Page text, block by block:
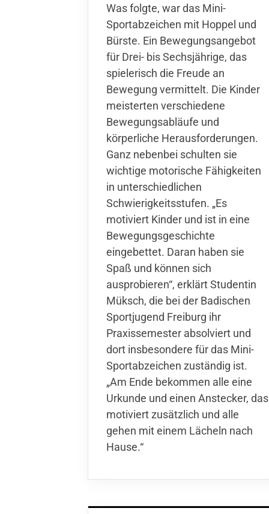
Was folgte, war das Mini-
Sportabzeichen mit Hoppel und
Bürste. Ein Bewegungsangebot
für Drei- bis Sechsjährige, das
spielerisch die Freude an
Bewegung vermittelt. Die Kinder
meisterten verschiedene
Bewegungsabläufe und
körperliche Herausforderungen.
Ganz nebenbei schulten sie
wichtige motorische Fähigkeiten
in unterschiedlichen
Schwierigkeitsstufen. „Es
motiviert Kinder und ist in eine
Bewegungsgeschichte
eingebettet. Daran haben sie
Spaß und können sich
ausprobieren“, erklärt Studentin
Müksch, die bei der Badischen
Sportjugend Freiburg ihr
Praxissemester absolviert und
dort insbesondere für das Mini-
Sportabzeichen zuständig ist.
„Am Ende bekommen alle eine
Urkunde und einen Anstecker, das
motiviert zusätzlich und alle
gehen mit einem Lächeln nach
Hause.“